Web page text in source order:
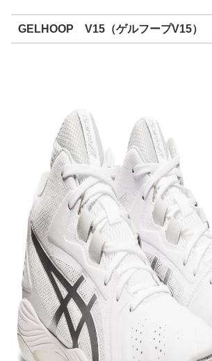
GELHOOP V15（ゲルフープV15）